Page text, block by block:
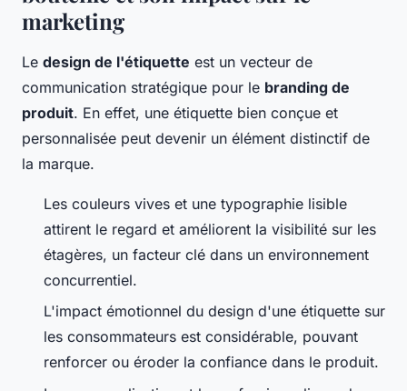
marketing
Le design de l'étiquette est un vecteur de
communication stratégique pour le branding de
produit. En effet, une étiquette bien conçue et
personnalisée peut devenir un élément distinctif de
la marque.
Les couleurs vives et une typographie lisible
attirent le regard et améliorent la visibilité sur les
étagères, un facteur clé dans un environnement
concurrentiel.
L'impact émotionnel du design d'une étiquette sur
les consommateurs est considérable, pouvant
renforcer ou éroder la confiance dans le produit.